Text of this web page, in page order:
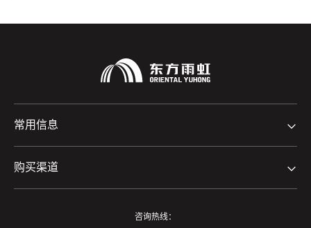
常用信息
购买渠道
咨询热线：